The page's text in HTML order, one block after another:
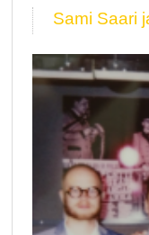
Sami Saari